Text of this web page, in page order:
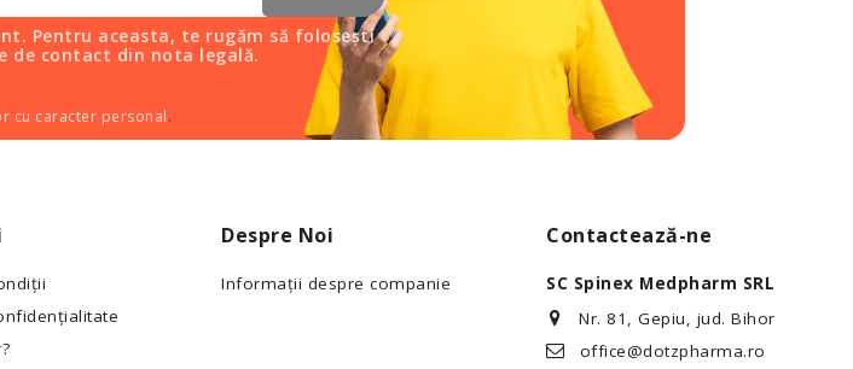
Pentru aceasta, te rugăm să folosești
de contact din nota legală.
cu caracter personal.
Despre Noi
Informații despre companie
Contactează-ne
SC Spinex Medpharm SRL
Nr. 81, Gepiu, jud. Bihor
office@dotzpharma.ro